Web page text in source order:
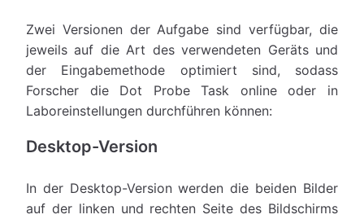
Zwei Versionen der Aufgabe sind verfügbar, die
jeweils auf die Art des verwendeten Geräts und
der Eingabemethode optimiert sind, sodass
Forscher die Dot Probe Task online oder in
Laboreinstellungen durchführen können:
Desktop-Version
In der Desktop-Version werden die beiden Bilder
auf der linken und rechten Seite des Bildschirms